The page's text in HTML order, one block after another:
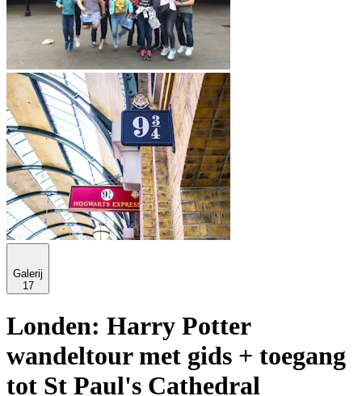
Galerij
17
Londen: Harry Potter
wandeltour met gids + toegang
tot St Paul's Cathedral